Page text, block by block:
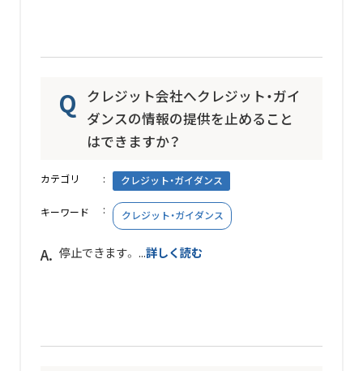
クレジット会社へクレジット・ガイ
ダンスの情報の提供を止めること
はできますか？
カテゴリ クレジット・ガイダンス
キーワード クレジット・ガイダンス
停止できます。 ...詳しく読む